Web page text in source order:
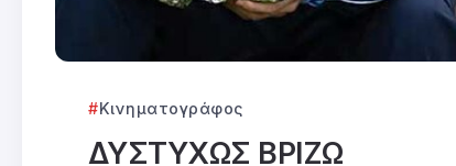
Κινηματογράφος
ΔΥΣΤΥΧΩΣ ΒΡΙΖΩ